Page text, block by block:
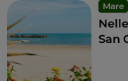
Mare
San